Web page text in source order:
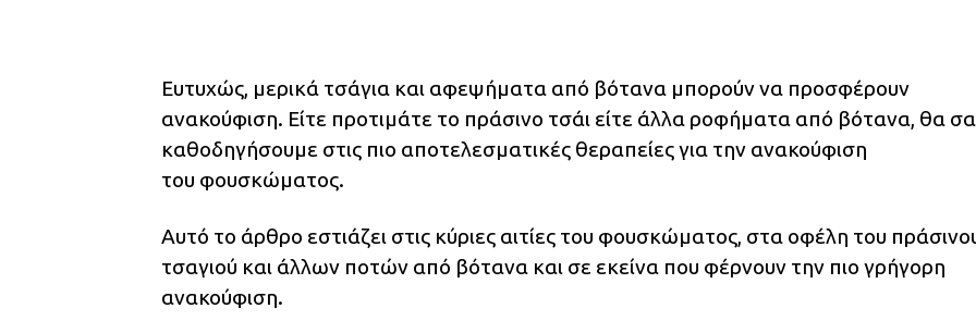
Ευτυχώς, μερικά τσάγια και αφεψήματα από βότανα μπορούν να προσφέρουν
ανακούφιση. Είτε προτιμάτε το πράσινο τσάι είτε άλλα ροφήματα από βότανα, θα
καθοδηγήσουμε στις πιο αποτελεσματικές θεραπείες για την ανακούφιση
του φουσκώματος.
Αυτό το άρθρο εστιάζει στις κύριες αιτίες του φουσκώματος, στα οφέλη του
τσαγιού και άλλων ποτών από βότανα και σε εκείνα που φέρνουν την πιο γρήγορη
ανακούφιση.